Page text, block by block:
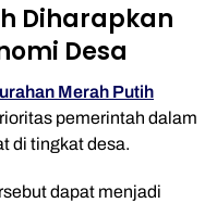
Diharapkan
Desa
Merah Putih
pemerintah dalam
di tingkat desa.
dapat menjadi